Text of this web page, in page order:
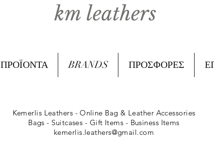
km leathers
ΠΡΟΪΟΝΤΑ BRANDS ΠΡΟΣΦΟΡΕΣ
Kemerlis Leathers - Online Bag & Leather Accessories
Bags - Suitcases - Gift Items - Business Items
kemerlis.leathers@gmail.com